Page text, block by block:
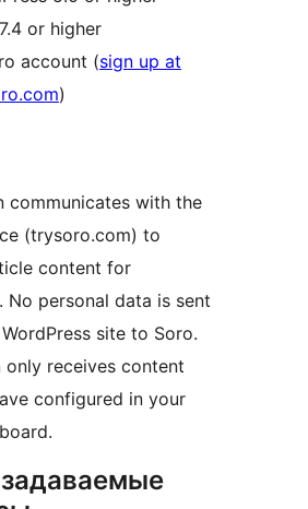
or higher
account (sign up at
)
communicates with the
(trysoro.com) to
content for
No personal data is sent
site to Soro.
only receives content
configured in your